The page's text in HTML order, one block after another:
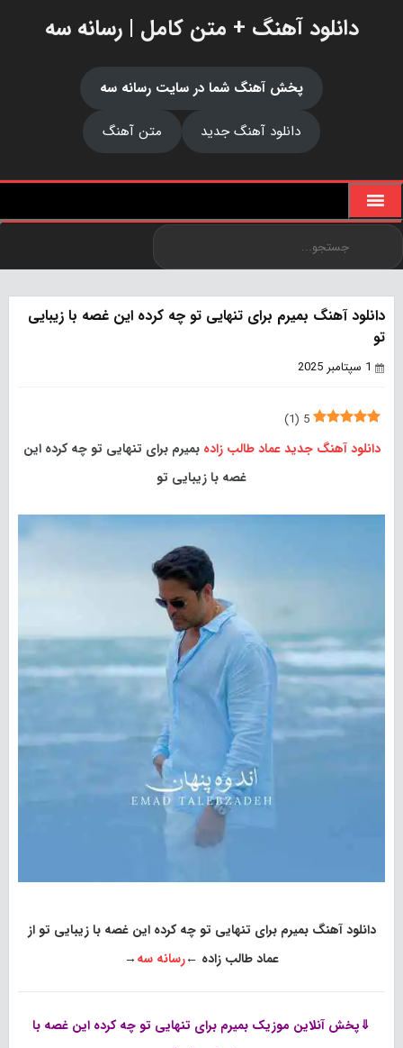
دانلود آهنگ + متن کامل | رسانه سه
پخش آهنگ شما در سایت رسانه سه
دانلود آهنگ جدید
متن آهنگ
دانلود آهنگ بمیرم برای تنهایی تو چه کرده این غصه با زیبایی
تو
1 سپتامبر 2025
5
(
1
)
دانلود آهنگ جدید عماد طالب زاده بمیرم برای تنهایی تو چه کرده این
غصه با زیبایی تو
دانلود آهنگ بمیرم برای تنهایی تو چه کرده این غصه با زیبایی تو از
عماد طالب زاده ←رسانه سه→
⇓پخش آنلاین موزیک بمیرم برای تنهایی تو چه کرده این غصه با